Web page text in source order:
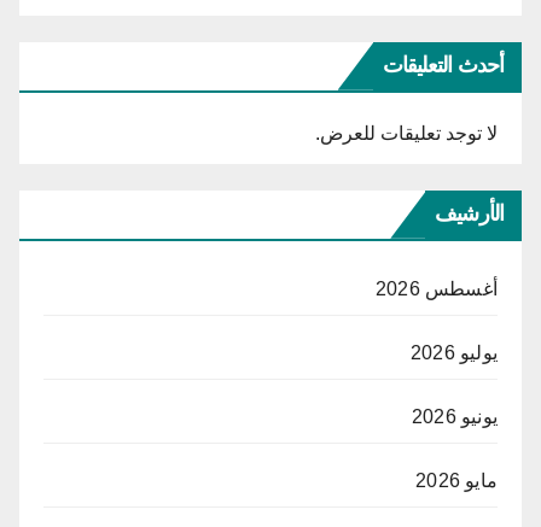
أحدث التعليقات
لا توجد تعليقات للعرض.
الأرشيف
أغسطس 2026
يوليو 2026
يونيو 2026
مايو 2026